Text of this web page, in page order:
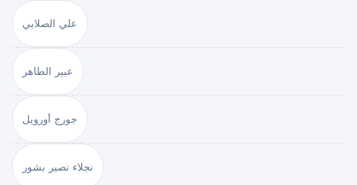
علي الصلابي
عبير الطاهر
جورج أورويل
نجلاء نصير بشور